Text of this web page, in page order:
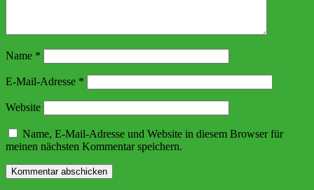
Name *
E-Mail-Adresse *
Website
Name, E-Mail-Adresse und Website in diesem Browser für
meinen nächsten Kommentar speichern.